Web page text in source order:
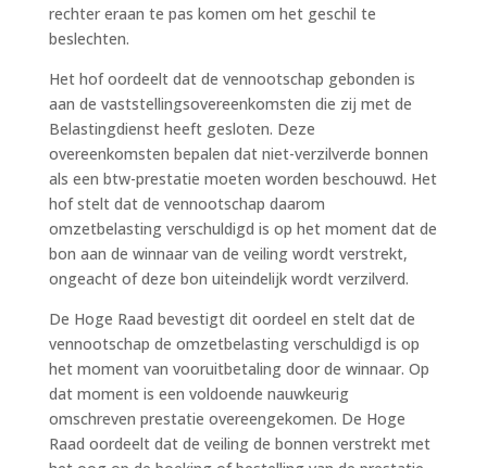
rechter eraan te pas komen om het geschil te
beslechten.
Het hof oordeelt dat de vennootschap gebonden is
aan de vaststellingsovereenkomsten die zij met de
Belastingdienst heeft gesloten. Deze
overeenkomsten bepalen dat niet-verzilverde bonnen
als een btw-prestatie moeten worden beschouwd. Het
hof stelt dat de vennootschap daarom
omzetbelasting verschuldigd is op het moment dat de
bon aan de winnaar van de veiling wordt verstrekt,
ongeacht of deze bon uiteindelijk wordt verzilverd.
De Hoge Raad bevestigt dit oordeel en stelt dat de
vennootschap de omzetbelasting verschuldigd is op
het moment van vooruitbetaling door de winnaar. Op
dat moment is een voldoende nauwkeurig
omschreven prestatie overeengekomen. De Hoge
Raad oordeelt dat de veiling de bonnen verstrekt met